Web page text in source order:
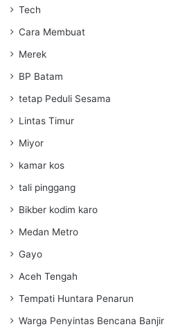
Tech
Cara Membuat
Merek
BP Batam
tetap Peduli Sesama
Lintas Timur
Miyor
kamar kos
tali pinggang
Bikber kodim karo
Medan Metro
Gayo
Aceh Tengah
Tempati Huntara Penarun
Warga Penyintas Bencana Banjir